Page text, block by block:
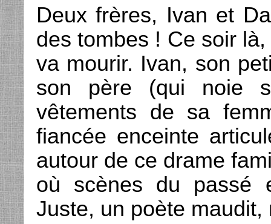
Deux frères, Ivan et
des tombes ! Ce soir
va mourir. Ivan, son
son père (qui noie
vêtements de sa
fiancée enceinte
autour de ce drame
où scènes du passé
Juste, un poète